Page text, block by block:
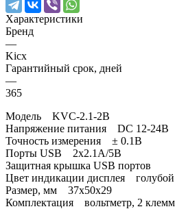
Характеристики
Бренд
—
Kicx
Гарантийный срок, дней
—
365
Модель KVC-2.1-2B
Напряжение питания DC 12-24В
Точность измерения ± 0.1B
Порты USB 2x2.1A/5В
Защитная крышка USB портов
Цвет индикации дисплея голубой
Размер, мм 37x50x29
Комплектация вольтметр, 2